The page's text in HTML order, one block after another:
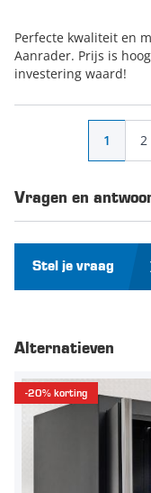
Perfecte kwaliteit en
Aanrader. Prijs is
investering waard!
U lees
1 2
Vragen en
Stel je vraag
Alternatieven
-20% korting